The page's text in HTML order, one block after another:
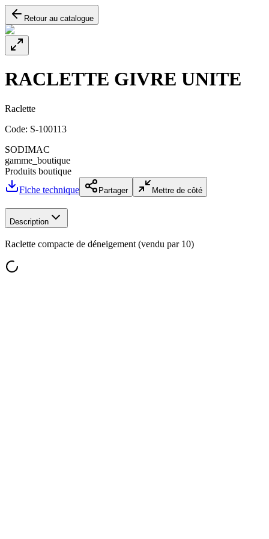
Retour au catalogue
RACLETTE GIVRE UNITE
Raclette
Code: S-100113
SODIMAC
gamme_boutique
Produits boutique
Fiche technique
Partager Mettre de côté
Description
Raclette compacte de déneigement (vendu par 10)